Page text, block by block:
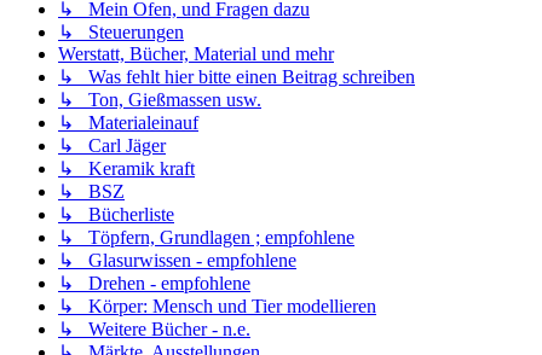
↳ Mein Ofen, und Fragen dazu
↳ Steuerungen
Werstatt, Bücher, Material und mehr
↳ Was fehlt hier bitte einen Beitrag schreiben
↳ Ton, Gießmassen usw.
↳ Materialeinauf
↳ Carl Jäger
↳ Keramik kraft
↳ BSZ
↳ Bücherliste
↳ Töpfern, Grundlagen ; empfohlene
↳ Glasurwissen - empfohlene
↳ Drehen - empfohlene
↳ Körper: Mensch und Tier modellieren
↳ Weitere Bücher - n.e.